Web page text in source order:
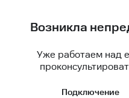
Возникла
Уже работаем над
Подключение